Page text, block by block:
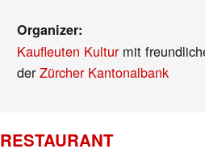
Organizer:
Kaufleuten Kulturmit
derZürcher Kantonalbank
RESTAURANT